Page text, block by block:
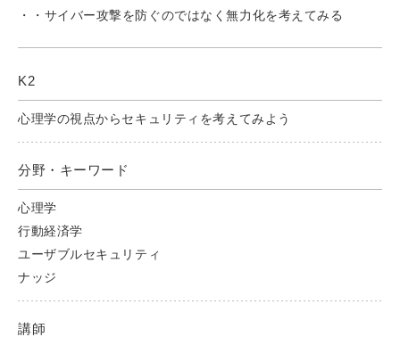
・サイバー攻撃を防ぐのではなく無力化を考えてみる
K2
心理学の視点からセキュリティを考えてみよう
分野・キーワード
心理学
行動経済学
ユーザブルセキュリティ
ナッジ
講師